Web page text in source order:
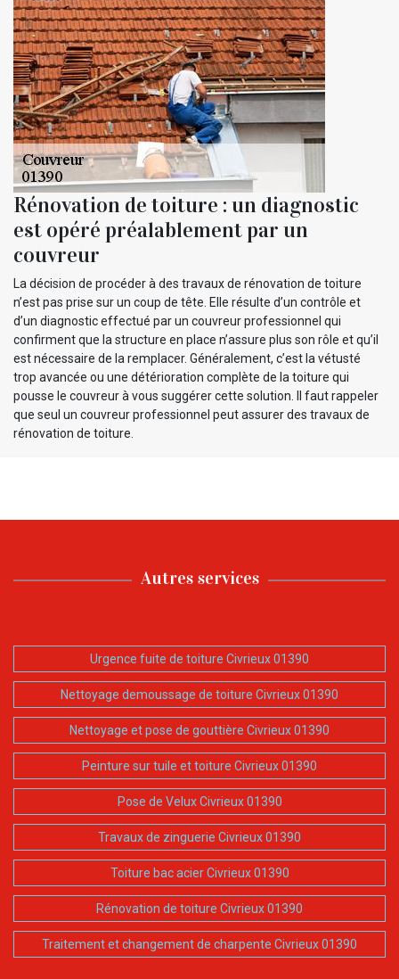
Rénovation de toiture : un diagnostic
est opéré préalablement par un
couvreur
La décision de procéder à des travaux de rénovation de toiture
n’est pas prise sur un coup de tête. Elle résulte d’un contrôle et
d’un diagnostic effectué par un couvreur professionnel qui
confirment que la structure en place n’assure plus son rôle et qu’il
est nécessaire de la remplacer. Généralement, c’est la vétusté
trop avancée ou une détérioration complète de la toiture qui
pousse le couvreur à vous suggérer cette solution. Il faut rappeler
que seul un couvreur professionnel peut assurer des travaux de
rénovation de toiture.
Autres services
Urgence fuite de toiture Civrieux 01390
Nettoyage demoussage de toiture Civrieux 01390
Nettoyage et pose de gouttière Civrieux 01390
Peinture sur tuile et toiture Civrieux 01390
Pose de Velux Civrieux 01390
Travaux de zinguerie Civrieux 01390
Toiture bac acier Civrieux 01390
Rénovation de toiture Civrieux 01390
Traitement et changement de charpente Civrieux 01390